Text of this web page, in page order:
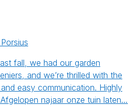
fall, we had our garden
and we’re thrilled with the
easy communication. Highly
najaar onze tuin laten…